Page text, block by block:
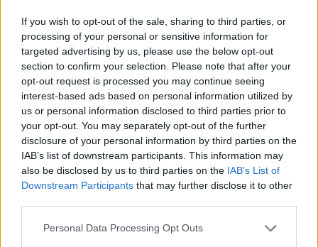
If you wish to opt-out of the sale, sharing to third parties, or
processing of your personal or sensitive information for
targeted advertising by us, please use the below opt-out
section to confirm your selection. Please note that after your
opt-out request is processed you may continue seeing
interest-based ads based on personal information utilized by
us or personal information disclosed to third parties prior to
your opt-out. You may separately opt-out of the further
disclosure of your personal information by third parties on the
IAB’s list of downstream participants. This information may
also be disclosed by us to third parties on the IAB’s List of
Downstream Participants that may further disclose it to other
Personal Data Processing Opt Outs